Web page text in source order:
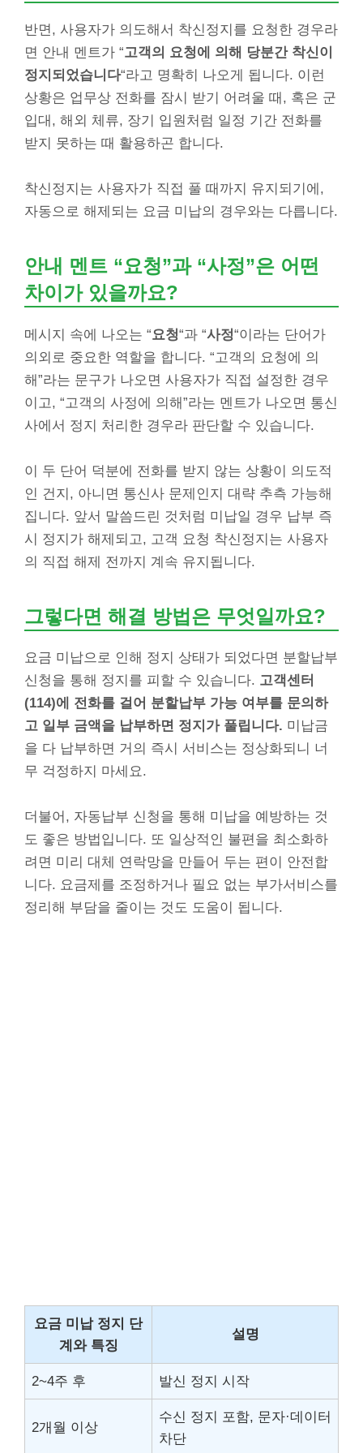
반면, 사용자가 의도해서 착신정지를 요청한 경우라
면 안내 멘트가 “고객의 요청에 의해 당분간 착신이
정지되었습니다“라고 명확히 나오게 됩니다. 이런
상황은 업무상 전화를 잠시 받기 어려울 때, 혹은 군
입대, 해외 체류, 장기 입원처럼 일정 기간 전화를
받지 못하는 때 활용하곤 합니다.
착신정지는 사용자가 직접 풀 때까지 유지되기에,
자동으로 해제되는 요금 미납의 경우와는 다릅니다.
안내 멘트 “요청”과 “사정”은 어떤
차이가 있을까요?
메시지 속에 나오는 “요청“과 “사정“이라는 단어가
의외로 중요한 역할을 합니다. “고객의 요청에 의
해”라는 문구가 나오면 사용자가 직접 설정한 경우
이고, “고객의 사정에 의해”라는 멘트가 나오면 통신
사에서 정지 처리한 경우라 판단할 수 있습니다.
이 두 단어 덕분에 전화를 받지 않는 상황이 의도적
인 건지, 아니면 통신사 문제인지 대략 추측 가능해
집니다. 앞서 말씀드린 것처럼 미납일 경우 납부 즉
시 정지가 해제되고, 고객 요청 착신정지는 사용자
의 직접 해제 전까지 계속 유지됩니다.
그렇다면 해결 방법은 무엇일까요?
요금 미납으로 인해 정지 상태가 되었다면 분할납부
신청을 통해 정지를 피할 수 있습니다. 고객센터
(114)에 전화를 걸어 분할납부 가능 여부를 문의하
고 일부 금액을 납부하면 정지가 풀립니다. 미납금
을 다 납부하면 거의 즉시 서비스는 정상화되니 너
무 걱정하지 마세요.
더불어, 자동납부 신청을 통해 미납을 예방하는 것
도 좋은 방법입니다. 또 일상적인 불편을 최소화하
려면 미리 대체 연락망을 만들어 두는 편이 안전합
니다. 요금제를 조정하거나 필요 없는 부가서비스를
정리해 부담을 줄이는 것도 도움이 됩니다.
요금 미납 정지 단
계와 특징
설명
2~4주 후 발신 정지 시작
2개월 이상
수신 정지 포함, 문자·데이터
차단